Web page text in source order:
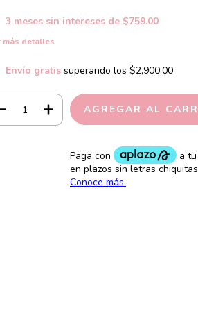
3 meses sin intereses de $759.00
más detalles
Envío gratis superando los $2,900.00